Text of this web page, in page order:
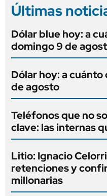
Últimas
Dólar blue hoy: a
domingo 9 de
Dólar hoy: a
de agosto
Teléfonos que no
clave: las internas
Litio: Ignacio
retenciones y
millonarias